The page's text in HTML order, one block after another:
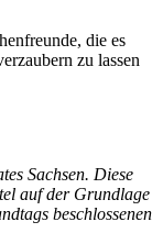
die es
zu lassen
Sachsen. Diese
auf der Grundlage
beschlossenen